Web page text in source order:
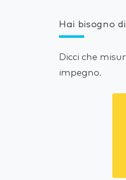
Hai bisogno
Dicci che
impegno.